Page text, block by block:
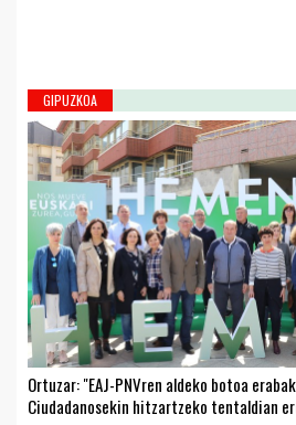
GIPUZKOA
Ortuzar: "EAJ-PNVren aldeko botoa
Ciudadanosekin hitzartzeko tentaldian